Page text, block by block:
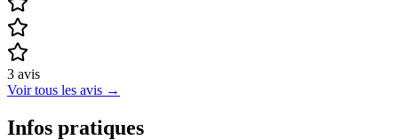
3 avis
Voir tous les avis →
Infos pratiques